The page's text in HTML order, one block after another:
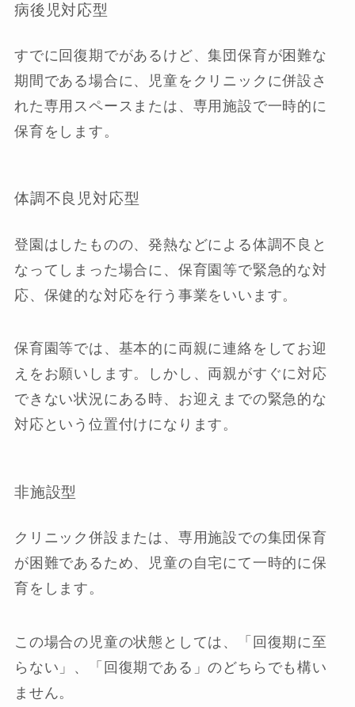
病後児対応型
すでに回復期でがあるけど、集団保育が困難な
期間である場合に、児童をクリニックに併設さ
れた専用スペースまたは、専用施設で一時的に
保育をします。
体調不良児対応型
登園はしたものの、発熱などによる体調不良と
なってしまった場合に、保育園等で緊急的な対
応、保健的な対応を行う事業をいいます。
保育園等では、基本的に両親に連絡をしてお迎
えをお願いします。しかし、両親がすぐに対応
できない状況にある時、お迎えまでの緊急的な
対応という位置付けになります。
非施設型
クリニック併設または、専用施設での集団保育
が困難であるため、児童の自宅にて一時的に保
育をします。
この場合の児童の状態としては、「回復期に至
らない」、「回復期である」のどちらでも構い
ません。